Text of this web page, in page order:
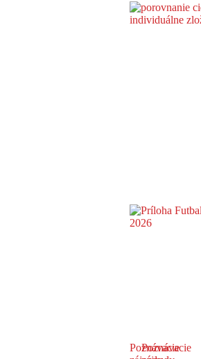
Poznávacie
Poznávacie